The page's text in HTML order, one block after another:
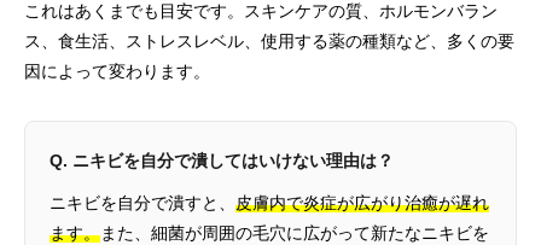
これはあくまでも目安です。スキンケアの質、ホルモンバラン
ス、食生活、ストレスレベル、使用する薬の種類など、多くの要
因によって変わります。
Q. ニキビを自分で潰してはいけない理由は？
ニキビを自分で潰すと、 皮膚内で炎症が広がり治癒が遅れ
ます。また、細菌が周囲の毛穴に広がって新たなニキビを